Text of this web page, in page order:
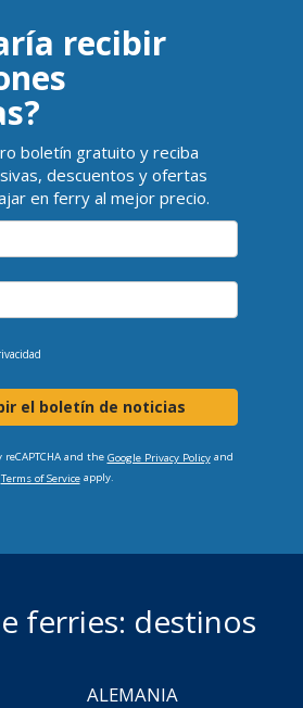
recibir
boletín gratuito y reciba
descuentos y ofertas
en ferry al mejor precio.
el boletín de noticias
and the Google Privacy Policyand
Terms of Serviceapply.
ferries: destinos
ALEMANIA